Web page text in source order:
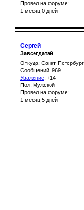
Провел на форуме:
1 месяц 0 дней
Сергей
Завсегдатай
Откуда: Санкт-Петербург
Сообщений: 969
Уважение: +14
Пол: Мужской
Провел на форуме:
1 месяц 5 дней